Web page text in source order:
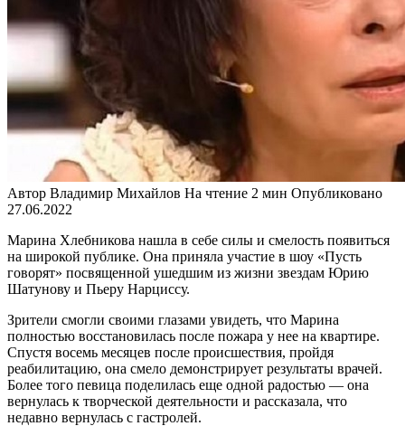
Автор Владимир Михайлов На чтение 2 мин Опубликовано
27.06.2022
Марина Хлебникова нашла в себе силы и смелость появиться
на широкой публике. Она приняла участие в шоу «Пусть
говорят» посвященной ушедшим из жизни звездам Юрию
Шатунову и Пьеру Нарциссу.
Зрители смогли своими глазами увидеть, что Марина
полностью восстановилась после пожара у нее на квартире.
Спустя восемь месяцев после происшествия, пройдя
реабилитацию, она смело демонстрирует результаты врачей.
Более того певица поделилась еще одной радостью — она
вернулась к творческой деятельности и рассказала, что
недавно вернулась с гастролей.